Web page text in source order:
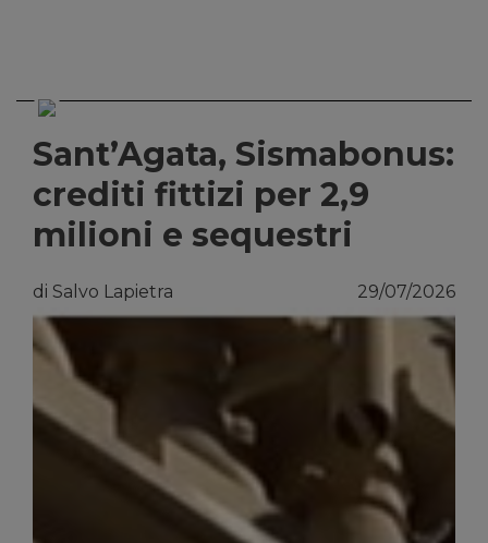
Sant’Agata, Sismabonus:
crediti fittizi per 2,9
milioni e sequestri
di Salvo Lapietra 29/07/2026